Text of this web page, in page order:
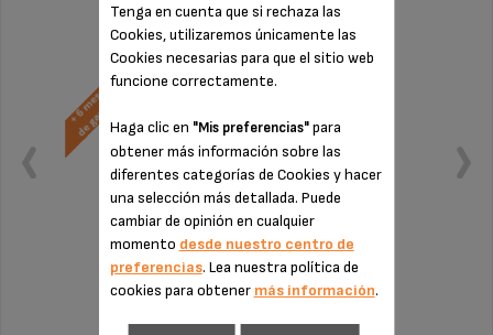
Sin factura ni sorpresas
¡Extensión de la garantía de 6 meses!
Tenga en cuenta que si rechaza las
Cookies, utilizaremos únicamente las
Cookies necesarias para que el sitio web
funcione correctamente.
Haga clic en "Mis preferencias"para
obtener más información sobre las
diferentes categorías de Cookies y hacer
una selección más detallada. Puede
cambiar de opinión en cualquier
momento desde nuestro centro de
preferencias. Lea nuestra política de
cookies para obtener más información.